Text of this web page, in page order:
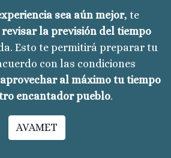
sea aún mejor, te
revisar la previsión del tiempo
Esto te permitirá preparar tu
con las condiciones
aprovechar al máximo tu tiempo
encantador pueblo.
AVAMET